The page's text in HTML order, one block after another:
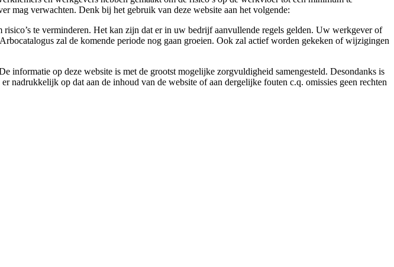
mag verwachten. Denk bij het gebruik van deze website aan het volgende:
te verminderen. Het kan zijn dat er in uw bedrijf aanvullende regels gelden. Uw werkgever of
zal de komende periode nog gaan groeien. Ook zal actief worden gekeken of wijzigingen
informatie op deze website is met de grootst mogelijke zorgvuldigheid samengesteld. Desondanks is
op dat aan de inhoud van de website of aan dergelijke fouten c.q. omissies geen rechten